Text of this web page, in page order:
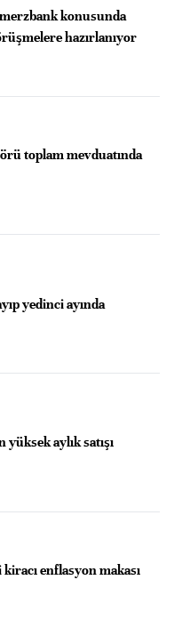
konusunda
hazırlanıyor
toplam mevduatında
yedinci ayında
yüksek aylık satışı
enflasyon makası